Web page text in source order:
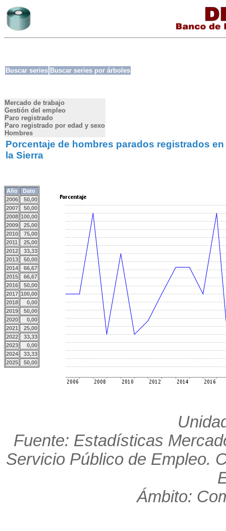
Buscar series Buscar series por árboles
Mercado de trabajo
Gestión del empleo
Paro registrado
Paro registrado por edad y sexo
Hombres
Porcentaje de hombres parados registrados
la Sierra
Año
Dato
2006
50,00
2007
50,00
2008 100,00
2009
25,00
2010
75,00
2011
25,00
2012
33,33
2013
50,00
2014
66,67
2015
66,67
2016
50,00
2017 100,00
2018
0,00
2019
50,00
2020
0,00
2021
25,00
2022
33,33
2023
0,00
2024
33,33
2025
50,00
Fuente: Estadísticas
Servicio Público de Empleo.
Ámbito: